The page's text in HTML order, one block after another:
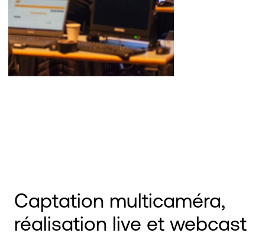
Captation multicaméra,
réalisation live et webcast